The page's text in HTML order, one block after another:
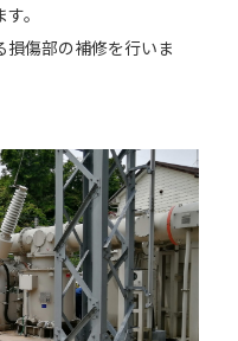
。
傷部の補修を行いま